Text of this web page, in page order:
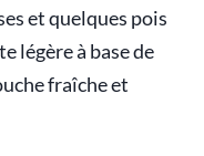
et quelques pois
légère à base de
fraîche et